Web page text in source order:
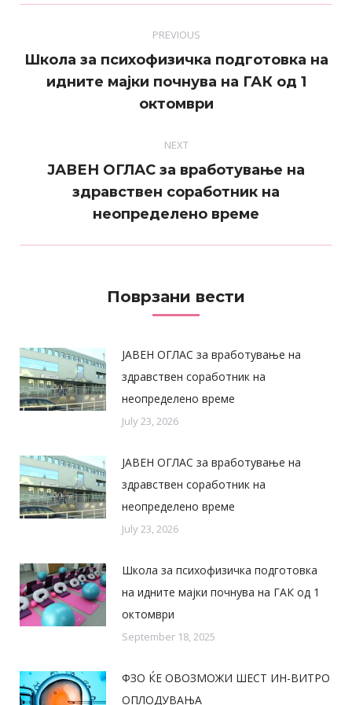
PREVIOUS
Previous
post:
Школа за психофизичка подготовка на
идните мајки почнува на ГАК од 1
октомври
NEXT
Next
post:
ЈАВЕН ОГЛАС за вработување на
здравствен соработник на
неопределено време
Поврзани вести
ЈАВЕН ОГЛАС за вработување на
здравствен соработник на
неопределено време
July 23, 2026
ЈАВЕН ОГЛАС за вработување на
здравствен соработник на
неопределено време
July 23, 2026
Школа за психофизичка подготовка
на идните мајки почнува на ГАК од 1
октомври
September 18, 2025
ФЗО ЌЕ ОВОЗМОЖИ ШЕСТ ИН-ВИТРО
ОПЛОДУВАЊА